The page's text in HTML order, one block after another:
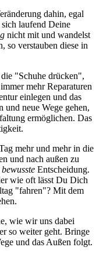
dahin, egal
laufend Deine
nicht mit und wandelst
so verstauben diese in
"Schuhe drücken",
mehr Reparaturen
einlegen und das
und neue Wege gehen,
ermöglichen. Das
mehr und mehr in die
und nach außen zu
bewusste Entscheidung.
wie oft lässt Du Dich
"fahren"? Mit dem
wie wir uns dabei
so weiter geht. Bringe
und das Außen folgt.